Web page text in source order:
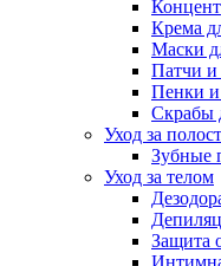
Крема
Маски
Патчи
Пенки
Скрабы
Уход за
Зубные
Уход за телом
Защита